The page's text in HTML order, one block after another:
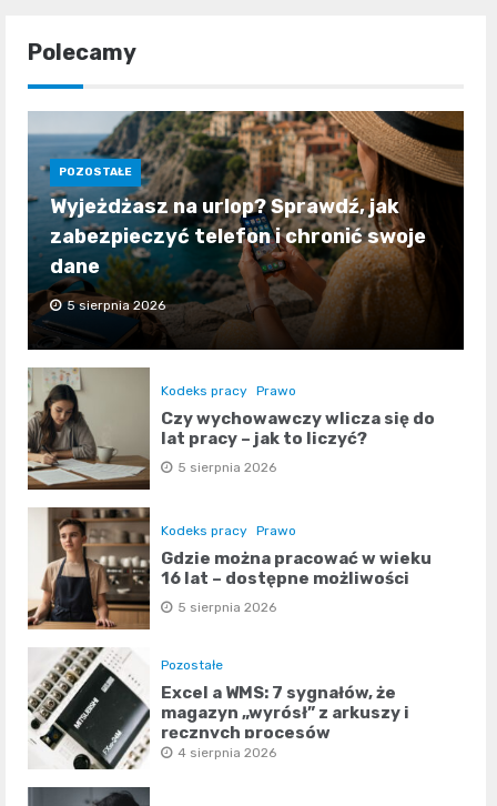
Polecamy
POZOSTAŁE
Wyjeżdżasz na urlop? Sprawdź, jak
zabezpieczyć telefon i chronić swoje
dane
5 sierpnia 2026
Kodeks pracy Prawo
Czy wychowawczy wlicza się do
lat pracy – jak to liczyć?
5 sierpnia 2026
Kodeks pracy Prawo
Gdzie można pracować w wieku
16 lat – dostępne możliwości
5 sierpnia 2026
Pozostałe
Excel a WMS: 7 sygnałów, że
magazyn „wyrósł” z arkuszy i
ręcznych procesów
4 sierpnia 2026